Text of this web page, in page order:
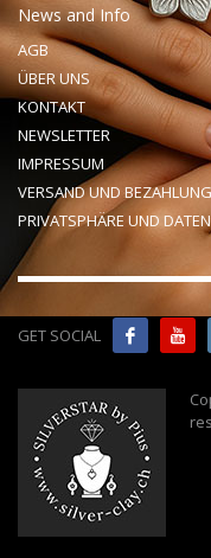
News and Info
AGB
ÜBER UNS
KONTAKT
NEWSLETTER
IMPRESSUM
VERSAND UND BEZAHLUNG
PRIVATSPHÄRE UND
GET SOCIAL